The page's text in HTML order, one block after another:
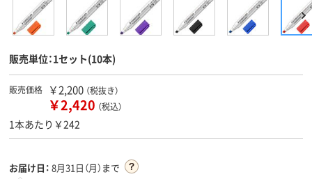
販売単位：1セット(10本)
販売価格 ￥2,200 （税抜き）
￥2,420 （税込）
1本あたり￥242
お届け日： 8月31日（月）まで